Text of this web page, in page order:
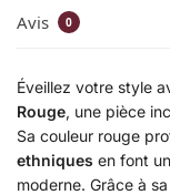
Avis 0
Éveillez votre style
Rouge, une pièce
Sa couleur rouge
ethniques en font
moderne. Grâce à